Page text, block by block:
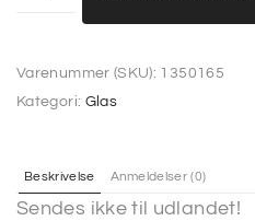
Varenummer (SKU): 1350165
Kategori: Glas
Beskrivelse Anmeldelser (0)
Sendes ikke til udlandet!